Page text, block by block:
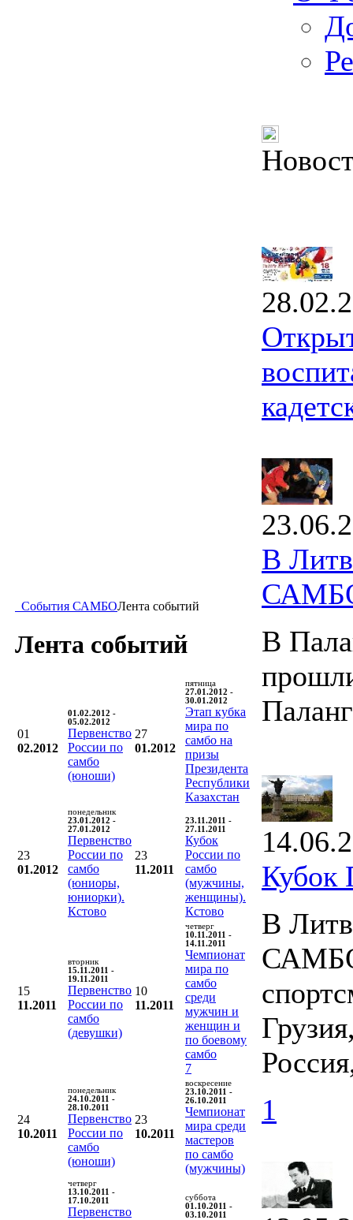
События САМБОЛента событий
Лента событий
01
02.2012
01.02.2012 -
05.02.2012
Первенство
России по
самбо
(юноши)
27
01.2012
пятница
27.01.2012 -
30.01.2012
Этап кубка
мира по
самбо на
призы
Президента
Республики
Казахстан
23
01.2012
понедельник
23.01.2012 -
27.01.2012
Первенство
России по
самбо
(юниоры,
юниорки).
Кстово
23
11.2011
23.11.2011 -
27.11.2011
Кубок
России по
самбо
(мужчины,
женщины).
Кстово
15
11.2011
вторник
15.11.2011 -
19.11.2011
Первенство
России по
самбо
(девушки)
10
11.2011
четверг
10.11.2011 -
14.11.2011
Чемпионат
мира по
самбо
среди
мужчин и
женщин и
по боевому
самбо
7
24
10.2011
понедельник
24.10.2011 -
28.10.2011
Первенство
России по
самбо
(юноши)
23
10.2011
воскресение
23.10.2011 -
26.10.2011
Чемпионат
мира среди
мастеров
по самбо
(мужчины)
четверг
13.10.2011 -
17.10.2011
Первенство
суббота
01.10.2011 -
03.10.2011
В
В
В
1